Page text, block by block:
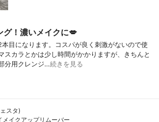
グ！濃いメイクに💋
本目になります。コスパが良く刺激がないので使
スカラとかは少し時間がかかりますが、きちんと
分用クレンジ…続きを見る
スタ)
メイクアップリムーバー